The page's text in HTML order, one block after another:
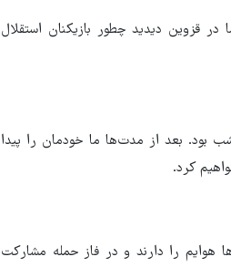
قزوین دیدید چطور بازیکنان استقلال
بود. بعد از مدت‌ها ما خودمان را پیدا
کرد.
هوایم را دارند و در فاز حمله مشارکت